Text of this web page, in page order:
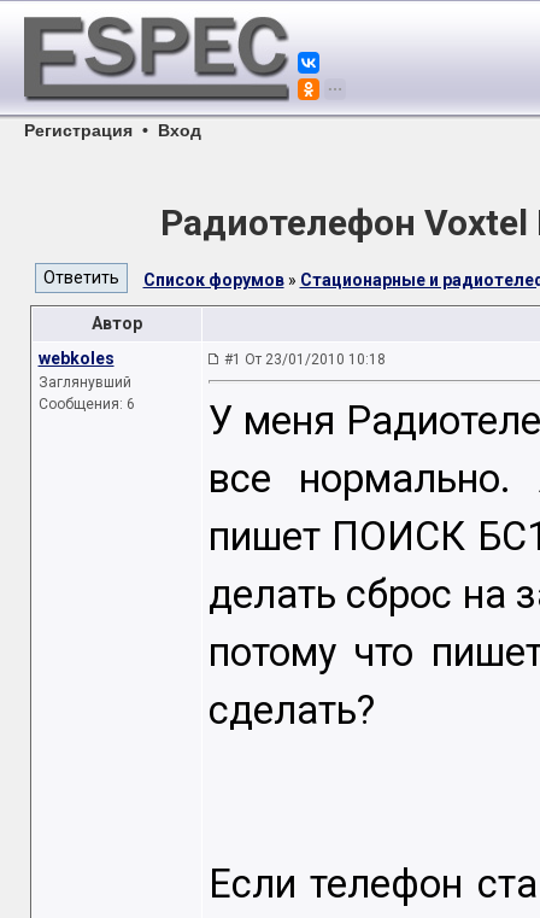
Регистрация • Вход
Радиотелефон Voxtel
Список форумов» Стационарные и
Автор
webkoles
Заглянувший
Сообщения: 6
#1 От 23/01/2010 10:18
У меня
все нормально.
пишет ПОИСК
делать сброс на
потому что
сделать?
Если телефон